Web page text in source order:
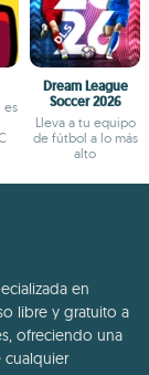
es
Dream League
Soccer 2026
Lleva a tu equipo
de fútbol a lo más
alto
en
libre y gratuito a
ofreciendo una
cualquier